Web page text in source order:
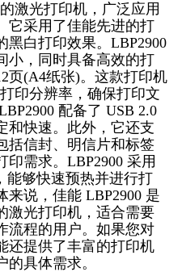
激光打印机，广泛应用
它采用了佳能先进的打
黑白打印效果。LBP2900
小，同时具备高效的打
页(A4纸张)。这款打印机
印分辨率，确保打印文
配备了 USB 2.0
和快速。此外，它还支
括信封、明信片和标签
需求。LBP2900 采用
能够快速预热并进行打
来说，佳能 LBP2900 是
激光打印机，适合需要
流程的用户。如果您对
还提供了丰富的打印机
具体需求。